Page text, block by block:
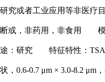
研究或者工业应用等非医疗
断或，非药用，非食用
途：研究 特征特性：
状，0.6-0.7 μm × 3.0-8.2 μm